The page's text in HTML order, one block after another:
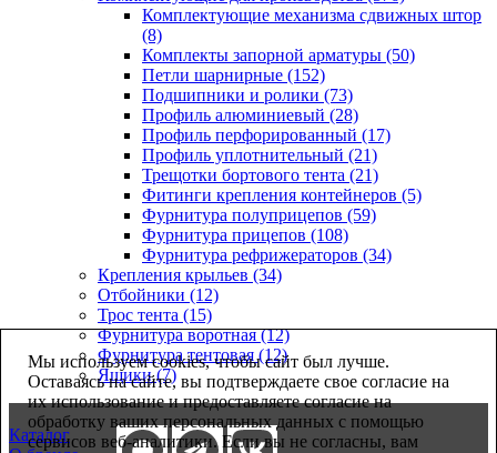
Комплектующие механизма сдвижных штор
(8)
Комплекты запорной арматуры (50)
Петли шарнирные (152)
Подшипники и ролики (73)
Профиль алюминиевый (28)
Профиль перфорированный (17)
Профиль уплотнительный (21)
Трещотки бортового тента (21)
Фитинги крепления контейнеров (5)
Фурнитура полуприцепов (59)
Фурнитура прицепов (108)
Фурнитура рефрижераторов (34)
Крепления крыльев (34)
Отбойники (12)
Трос тента (15)
Фурнитура воротная (12)
Фурнитура тентовая (12)
Ящики (7)
Каталог
Мы используем cookies, чтобы сайт был лучше.
Оставаясь на сайте, вы подтверждаете свое согласие на
их использование и предоставляете согласие на
обработку ваших персональных данных с помощью
сервисов веб-аналитики. Если вы не согласны, вам